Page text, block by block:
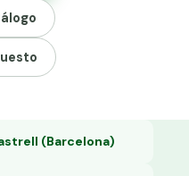
(Barcelona)